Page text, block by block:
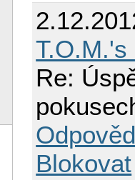
T.O.M.'s
Re:
Blokovat